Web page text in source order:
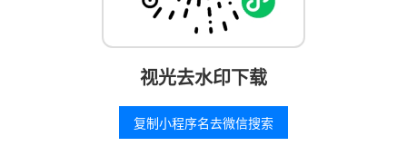
视光去水印下载
复制小程序名去微信搜索